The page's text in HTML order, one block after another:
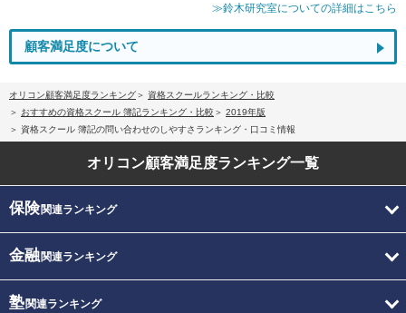
≫鈴木研究室についての詳細はこちら
顧客満足度について
オリコン顧客満足度ランキング
資格スクールランキング・比較
おすすめの資格スクール 簿記ランキング・比較
2019年版
資格スクール 簿記の問い合わせのしやすさランキング・口コミ情報
オリコン顧客満足度ランキング一覧
保険関連ランキング
金融関連ランキング
塾関連ランキング